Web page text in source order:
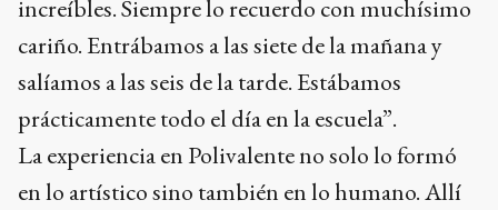
increíbles. Siempre lo recuerdo con muchísimo
cariño. Entrábamos a las siete de la mañana y
salíamos a las seis de la tarde. Estábamos
prácticamente todo el día en la escuela”.
La experiencia en Polivalente no solo lo formó
en lo artístico sino también en lo humano. Allí